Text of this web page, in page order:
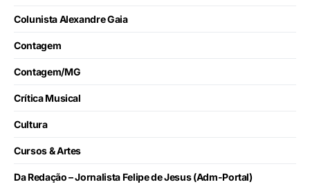
Colunista Alexandre Gaia
Contagem
Contagem/MG
Crítica Musical
Cultura
Cursos & Artes
Da Redação – Jornalista Felipe de Jesus (Adm-Portal)